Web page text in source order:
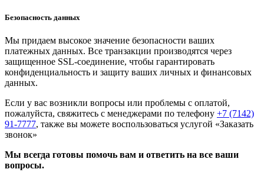
Безопасность данных
Мы придаем высокое значение безопасности ваших
платежных данных. Все транзакции производятся через
защищенное SSL-соединение, чтобы гарантировать
конфиденциальность и защиту ваших личных и финансовых
данных.
Если у вас возникли вопросы или проблемы с оплатой,
пожалуйста, свяжитесь с менеджерами по телефону +7 (7142)
91-7777, также вы можете воспользоваться услугой «Заказать
звонок»
Мы всегда готовы помочь вам и ответить на все ваши
вопросы.